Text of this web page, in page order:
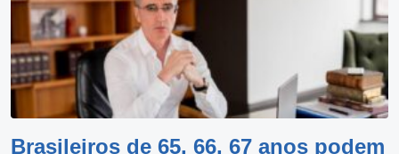
Brasileiros de 65, 66, 67 anos podem